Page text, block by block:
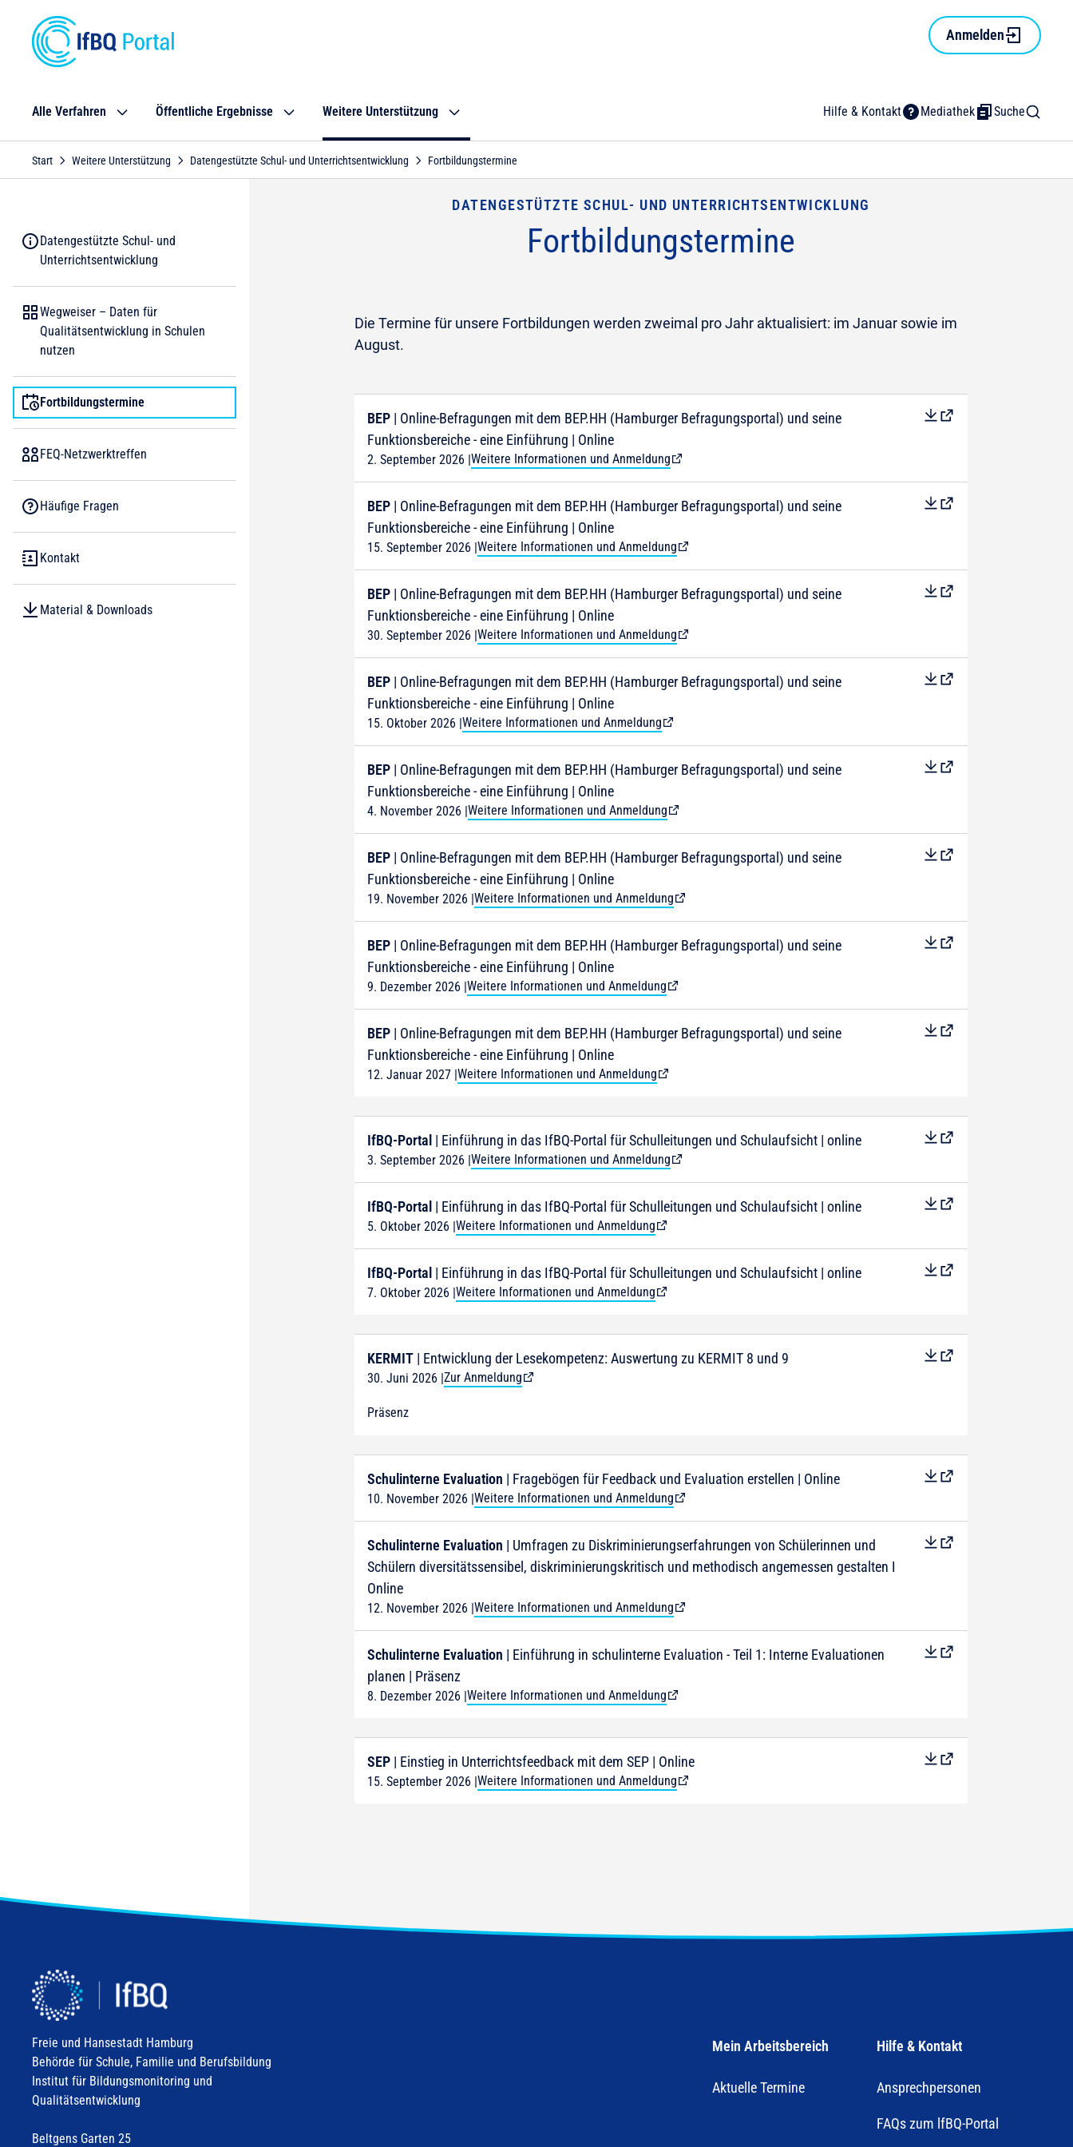
Anmelden
Alle Verfahren Öffentliche Ergebnisse Weitere Unterstützung Hilfe & Kontakt Mediathek Suche
Start Weitere Unterstützung Datengestützte Schul- und Unterrichtsentwicklung Fortbildungstermine
Datengestützte Schul- und
Unterrichtsentwicklung
Wegweiser – Daten für
Qualitätsentwicklung in Schulen
nutzen
Fortbildungstermine
FEQ-Netzwerktreffen
Häufige Fragen
Kontakt
Material & Downloads
DATENGESTÜTZTE SCHUL- UND UNTERRICHTSENTWICKLUNG
Fortbildungstermine
Die Termine für unsere Fortbildungen werden zweimal pro Jahr aktualisiert: im Januar sowie im
August.
BEP | Online-Befragungen mit dem BEP.HH (Hamburger Befragungsportal) und seine
Funktionsbereiche - eine Einführung | Online
2. September 2026 |Weitere Informationen und Anmeldung
BEP | Online-Befragungen mit dem BEP.HH (Hamburger Befragungsportal) und seine
Funktionsbereiche - eine Einführung | Online
15. September 2026 |Weitere Informationen und Anmeldung
BEP | Online-Befragungen mit dem BEP.HH (Hamburger Befragungsportal) und seine
Funktionsbereiche - eine Einführung | Online
30. September 2026 |Weitere Informationen und Anmeldung
BEP | Online-Befragungen mit dem BEP.HH (Hamburger Befragungsportal) und seine
Funktionsbereiche - eine Einführung | Online
15. Oktober 2026 |Weitere Informationen und Anmeldung
BEP | Online-Befragungen mit dem BEP.HH (Hamburger Befragungsportal) und seine
Funktionsbereiche - eine Einführung | Online
4. November 2026 |Weitere Informationen und Anmeldung
BEP | Online-Befragungen mit dem BEP.HH (Hamburger Befragungsportal) und seine
Funktionsbereiche - eine Einführung | Online
19. November 2026 |Weitere Informationen und Anmeldung
BEP | Online-Befragungen mit dem BEP.HH (Hamburger Befragungsportal) und seine
Funktionsbereiche - eine Einführung | Online
9. Dezember 2026 |Weitere Informationen und Anmeldung
BEP | Online-Befragungen mit dem BEP.HH (Hamburger Befragungsportal) und seine
Funktionsbereiche - eine Einführung | Online
12. Januar 2027 |Weitere Informationen und Anmeldung
IfBQ-Portal | Einführung in das IfBQ-Portal für Schulleitungen und Schulaufsicht | online
3. September 2026 |Weitere Informationen und Anmeldung
IfBQ-Portal | Einführung in das IfBQ-Portal für Schulleitungen und Schulaufsicht | online
5. Oktober 2026 |Weitere Informationen und Anmeldung
IfBQ-Portal | Einführung in das IfBQ-Portal für Schulleitungen und Schulaufsicht | online
7. Oktober 2026 |Weitere Informationen und Anmeldung
KERMIT | Entwicklung der Lesekompetenz: Auswertung zu KERMIT 8 und 9
30. Juni 2026 |Zur Anmeldung
Präsenz
Schulinterne Evaluation | Fragebögen für Feedback und Evaluation erstellen | Online
10. November 2026 |Weitere Informationen und Anmeldung
Schulinterne Evaluation | Umfragen zu Diskriminierungserfahrungen von Schülerinnen und
Schülern diversitätssensibel, diskriminierungskritisch und methodisch angemessen gestalten I
Online
12. November 2026 |Weitere Informationen und Anmeldung
Schulinterne Evaluation | Einführung in schulinterne Evaluation - Teil 1: Interne Evaluationen
planen | Präsenz
8. Dezember 2026 |Weitere Informationen und Anmeldung
SEP | Einstieg in Unterrichtsfeedback mit dem SEP | Online
15. September 2026 |Weitere Informationen und Anmeldung
Freie und Hansestadt Hamburg
Behörde für Schule, Familie und Berufsbildung
Institut für Bildungsmonitoring und
Qualitätsentwicklung
Beltgens Garten 25
Mein Arbeitsbereich
Aktuelle Termine
Hilfe & Kontakt
Ansprechpersonen
FAQs zum lfBQ-Portal